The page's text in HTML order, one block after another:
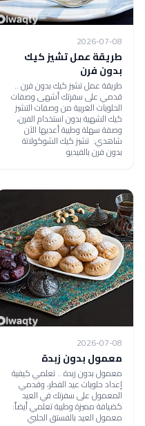
2026-07-08
طريقة عمل تشيز كيك
بدون فرن
طريقة عمل تشيز كيك بدون فرن ..
قدمي على سفرتك أشهى وصفات
الحلويات الغربية من وصفات التشيز
كيك الشهية بدون استخدام الفرن،
وصفة سهلة وطيبة أعديها الآن
شاهدي: تشيز كيك الشوكولاتة
بدون فرن بالفيديو
2026-07-08
معمول بدون زبدة
معمول بدون زبدة .. تعلمي كيفية
إعداد حلويات عيد الفطر، وقدمي
المعمول على سفرتك في العيد
كضيافة مميزة وطيبة تعلمي أيضاً:
معمول العيد بالفستق الحلبي